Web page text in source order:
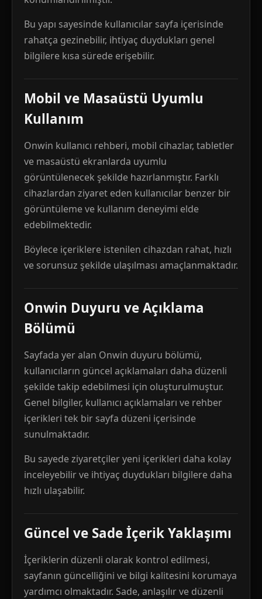
Bu yapı sayesinde kullanıcılar sayfa içerisinde
rahatça gezinebilir, ihtiyaç duydukları genel
bilgilere kısa sürede erişebilir.
Mobil ve Masaüstü Uyumlu
Kullanım
Onwin kullanıcı rehberi, mobil cihazlar, tabletler
ve masaüstü ekranlarda uyumlu
görüntülenecek şekilde hazırlanmıştır. Farklı
cihazlardan ziyaret eden kullanıcılar benzer bir
görüntüleme ve kullanım deneyimi elde
edebilmektedir.
Böylece içeriklere istenilen cihazdan rahat, hızlı
ve sorunsuz şekilde ulaşılması amaçlanmaktadır.
Onwin Duyuru ve Açıklama
Bölümü
Sayfada yer alan Onwin duyuru bölümü,
kullanıcıların güncel açıklamaları daha düzenli
şekilde takip edebilmesi için oluşturulmuştur.
Genel bilgiler, kullanıcı açıklamaları ve rehber
içerikleri tek bir sayfa düzeni içerisinde
sunulmaktadır.
Bu sayede ziyaretçiler yeni içerikleri daha kolay
inceleyebilir ve ihtiyaç duydukları bilgilere daha
hızlı ulaşabilir.
Güncel ve Sade İçerik Yaklaşımı
İçeriklerin düzenli olarak kontrol edilmesi,
sayfanın güncelliğini ve bilgi kalitesini korumaya
yardımcı olmaktadır. Sade, anlaşılır ve düzenli